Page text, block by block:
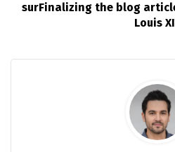
surFinalizing the blog
Louis